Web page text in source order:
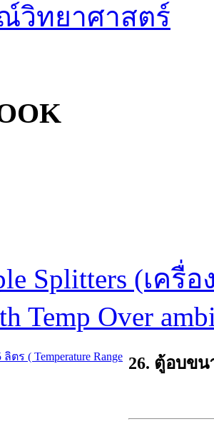
วิทยาศาสตร์
Splitters (เครื่
Temp Over
26. ตู้อบขน